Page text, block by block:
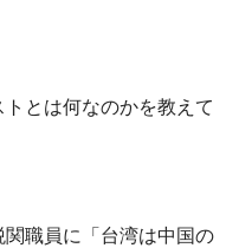
とは何なのかを教えて
職員に「台湾は中国の